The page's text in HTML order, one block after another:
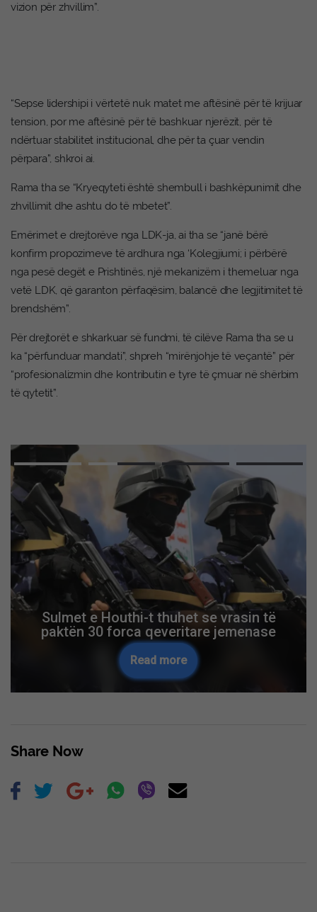
vizion për zhvillim”.
“Sepse lidershipi i vërtetë nuk matet me aftësinë për të krijuar
tension, por me aftësinë për të bashkuar njerëzit, për të
ndërtuar stabilitet institucional, dhe për ta çuar vendin
përpara”, shkroi ai.
Rama tha se “Kryeqyteti është shembull i bashkëpunimit dhe
zhvillimit dhe ashtu do të mbetet”.
Emërimet e drejtorëve nga LDK-ja, ai tha se “janë bërë
konfirm propozimeve të ardhura nga ‘Kolegjiumi; i përbërë
nga pesë degët e Prishtinës, një mekanizëm i themeluar nga
vetë LDK, që garanton përfaqësim, balancë dhe legjitimitet të
brendshëm”.
Për drejtorët e shkarkuar së fundmi, të cilëve Rama tha se u
ka “përfunduar mandati”, shpreh “mirënjohje të veçantë” për
“profesionalizmin dhe kontributin e tyre të çmuar në shërbim
të qytetit”.
Sulmet e Houthi-t thuhet se vrasin të
paktën 30 forca qeveritare jemenase
Read more
Share Now